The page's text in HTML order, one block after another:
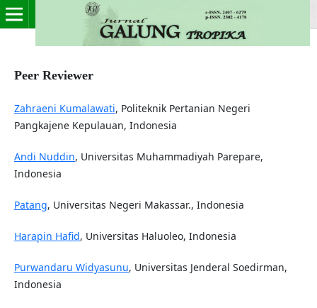
Peer Reviewer
Zahraeni Kumalawati, Politeknik Pertanian Negeri
Pangkajene Kepulauan, Indonesia
Andi Nuddin, Universitas Muhammadiyah Parepare,
Indonesia
Patang, Universitas Negeri Makassar., Indonesia
Harapin Hafid, Universitas Haluoleo, Indonesia
Purwandaru Widyasunu, Universitas Jenderal Soedirman,
Indonesia